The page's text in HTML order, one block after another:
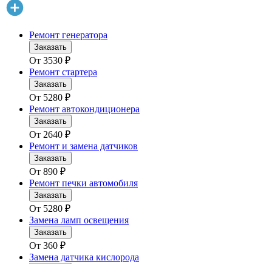
Ремонт генератора
Заказать
От 3530 ₽
Ремонт стартера
Заказать
От 5280 ₽
Ремонт автокондиционера
Заказать
От 2640 ₽
Ремонт и замена датчиков
Заказать
От 890 ₽
Ремонт печки автомобиля
Заказать
От 5280 ₽
Замена ламп освещения
Заказать
От 360 ₽
Замена датчика кислорода